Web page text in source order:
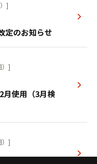
定のお知らせ
]
月使用（3月検
）]
）]